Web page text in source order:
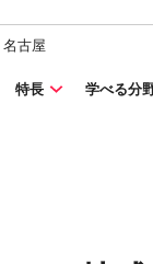
古屋
特長 学べる分